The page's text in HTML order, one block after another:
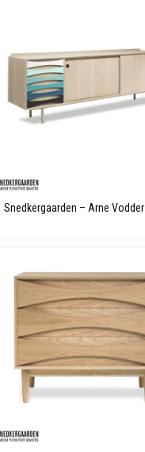
Snedkergaarden – Arne Vodder